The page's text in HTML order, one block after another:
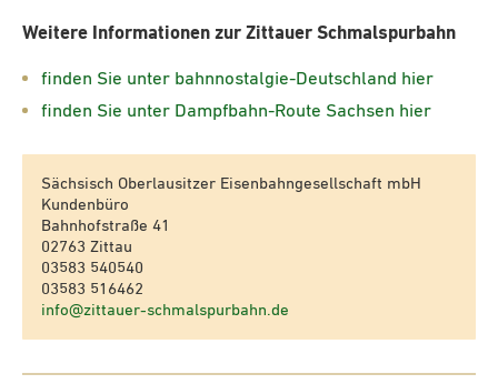
Weitere Informationen zur Zittauer Schmalspurbahn
finden Sie unter bahnnostalgie-Deutschland hier
finden Sie unter Dampfbahn-Route Sachsen hier
Sächsisch Oberlausitzer Eisenbahngesellschaft mbH
Kundenbüro
Bahnhofstraße 41
02763 Zittau
03583 540540
03583 516462
info@zittauer-schmalspurbahn.de